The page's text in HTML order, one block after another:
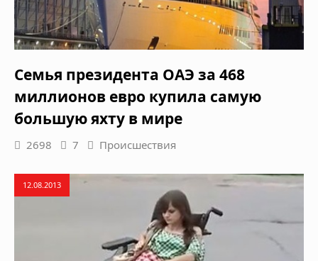
Семья президента ОАЭ за 468
миллионов евро купила самую
большую яхту в мире
2698 7 Происшествия
12.08.2013